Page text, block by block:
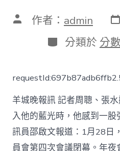
文 作者： admin 發
表
日
期
分
類
分類於 分數
羊城晚報訊 記者周聰、張
入他的藍光時，他感到一
訊員邵啟文報道：1月28日
員會第四次會議閉幕。年